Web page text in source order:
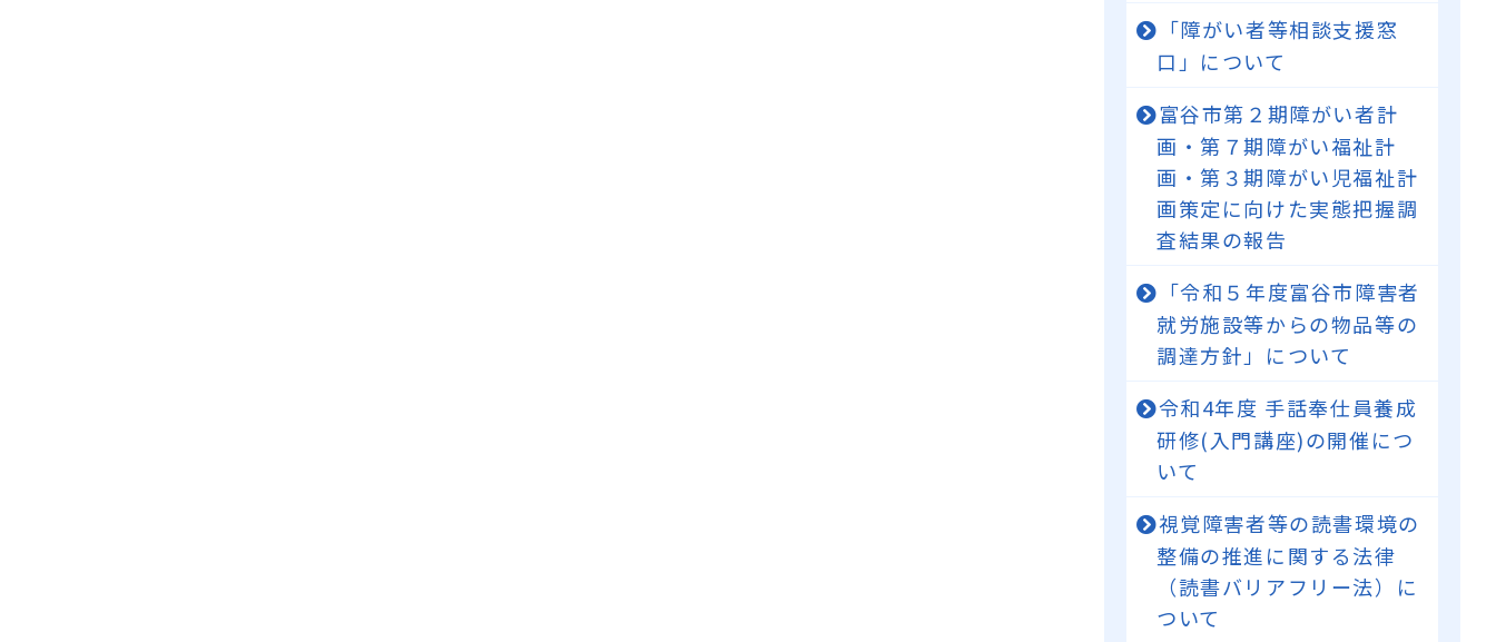
「障がい者等相談支援窓
口」について
富谷市第２期障がい者計
画・第７期障がい福祉計
画・第３期障がい児福祉計
画策定に向けた実態把握調
査結果の報告
「令和５年度富谷市障害者
就労施設等からの物品等の
調達方針」について
令和4年度 手話奉仕員養成
研修(入門講座)の開催につ
いて
視覚障害者等の読書環境の
整備の推進に関する法律
（読書バリアフリー法）に
ついて